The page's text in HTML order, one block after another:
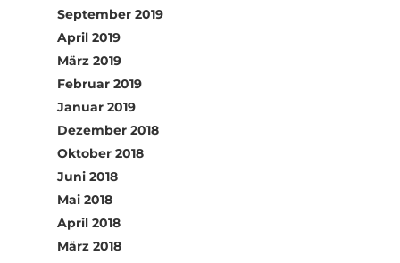
September 2019
April 2019
März 2019
Februar 2019
Januar 2019
Dezember 2018
Oktober 2018
Juni 2018
Mai 2018
April 2018
März 2018